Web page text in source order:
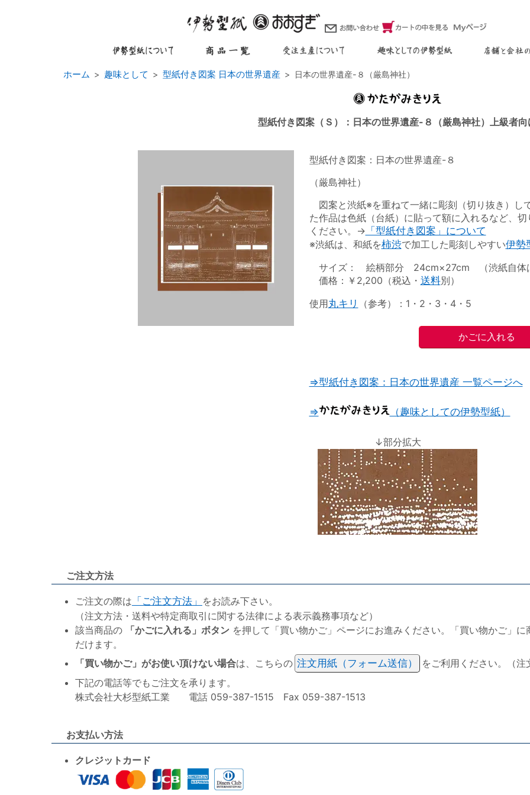
ホーム 趣味として 型紙付き図案 日本の世界遺産 日本の世界遺産-８（厳島神社）
型紙付き図案（Ｓ）：日本の世界遺産-８（厳島神社）上級者向
型紙付き図案：日本の世界遺産-８
（厳島神社）
図案と渋紙※を重ねて一緒に彫刻（切り抜き）し
た作品は色紙（台紙）に貼って額に入れるなど、
ください。→ 「型紙付き図案」について
※渋紙は、和紙を柿渋で加工した彫刻しやすい伊勢
サイズ： 絵柄部分 24cm×27cm （渋紙自体
価格：￥2,200（税込・ 送料別）
使用丸キリ （参考）：1・2・3・4・5
⇒型紙付き図案：日本の世界遺産 一覧ページへ
⇒ （趣味としての伊勢型紙）
↓部分拡大
ご注文方法
ご注文の際は 「ご注文方法」 をお読み下さい。
（注文方法・送料や特定商取引に関する法律による表示義務事項など）
該当商品の
「かごに入れる」ボタン を押して「買い物かご」ページにお進みください。「買い物かご」
だけます。
「買い物かご」がお使い頂けない場合は、こちらの 注文用紙（フォーム送信）
をご利用ください。（注
下記の電話等でもご注文を承ります。
株式会社大杉型紙工業 電話 059-387-1515 Fax 059-387-1513
お支払い方法
クレジットカード